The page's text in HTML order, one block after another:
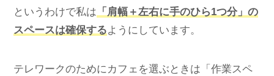
というわけで私は 「肩幅＋左右に手のひら1つ分」の
スペースは確保するようにしています。
テレワークのためにカフェを選ぶときは「作業スペ